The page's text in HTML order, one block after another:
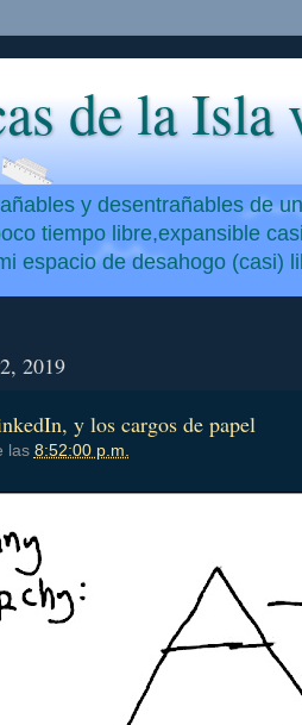
de la Isla
y desentrañables de un
tiempo libre,expansible
espacio de desahogo (casi)
2019
y los cargos de papel
las 8:52:00 p.m.